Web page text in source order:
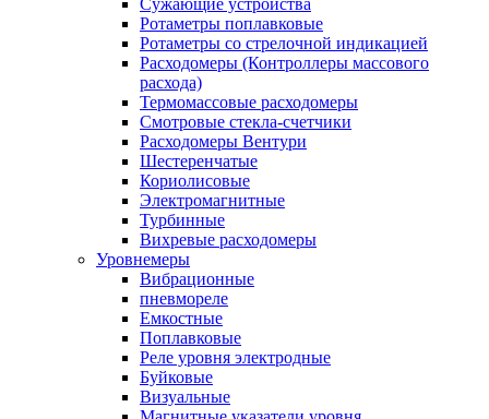
Сужающие устройства
Ротаметры поплавковые
Ротаметры со стрелочной индикацией
Расходомеры (Контроллеры массового
расхода)
Термомассовые расходомеры
Смотровые стекла-счетчики
Расходомеры Вентури
Шестеренчатые
Кориолисовые
Электромагнитные
Турбинные
Вихревые расходомеры
Уровнемеры
Вибрационные
пневмореле
Емкостные
Поплавковые
Реле уровня электродные
Буйковые
Визуальные